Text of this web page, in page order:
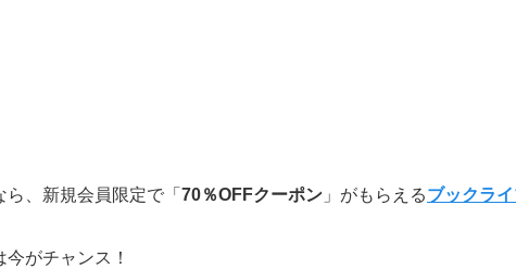
、新規会員限定で「 70％OFFクーポン 」がもらえるブックラ
がチャンス！